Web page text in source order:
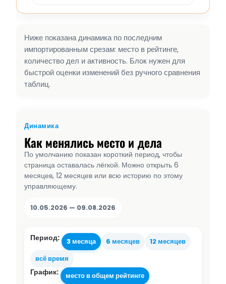
Ниже показана динамика по последним
импортированным срезам: место в рейтинге,
количество дел и активность. Блок нужен для
быстрой оценки изменений без ручного сравнения
таблиц.
Динамика
Как менялись место и дела
По умолчанию показан короткий период, чтобы
страница оставалась лёгкой. Можно открыть 6
месяцев, 12 месяцев или всю историю по этому
управляющему.
10.05.2026 — 09.08.2026
Период: 3 месяца 6 месяцев
12 месяцев
всё время
График:
место в общем рейтинге